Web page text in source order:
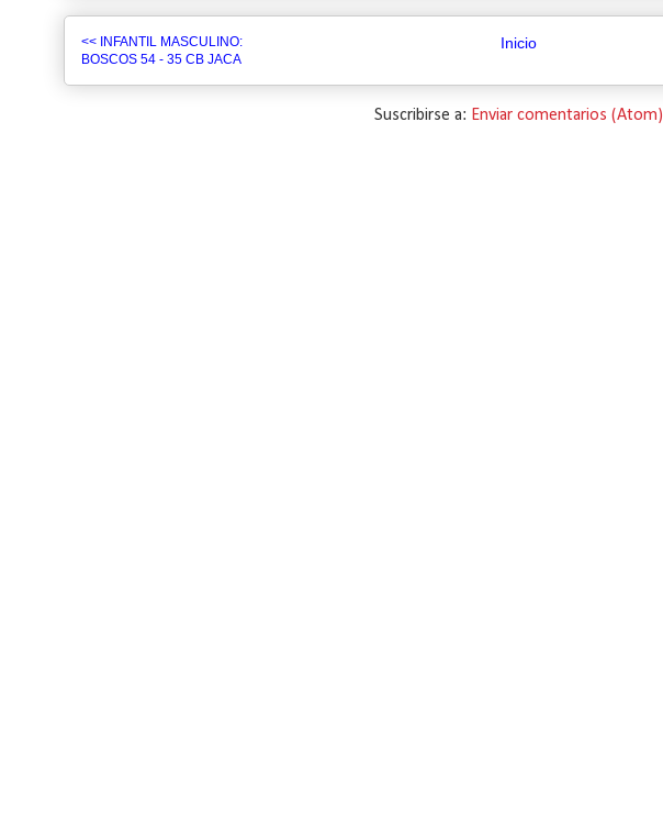
<< INFANTIL MASCULINO:
BOSCOS 54 - 35 CB JACA
Inicio
Suscribirse a: Enviar comentarios (Atom)